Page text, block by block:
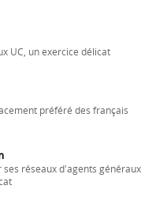
UC, un exercice délicat
préféré des français
ses réseaux d'agents généraux